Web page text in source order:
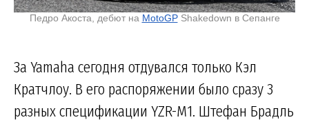
Педро Акоста, дебют на MotoGPShakedown в Сепанге
За Yamaha сегодня отдувался только Кэл
Кратчлоу. В его распоряжении было сразу 3
разных спецификации YZR-M1. Штефан Брадль